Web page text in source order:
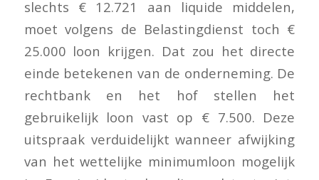
slechts € 12.721 aan liquide middelen,
moet volgens de Belastingdienst toch €
25.000 loon krijgen. Dat zou het directe
einde betekenen van de onderneming. De
rechtbank en het hof stellen het
gebruikelijk loon vast op € 7.500. Deze
uitspraak verduidelijkt wanneer afwijking
van het wettelijke minimumloon mogelijk